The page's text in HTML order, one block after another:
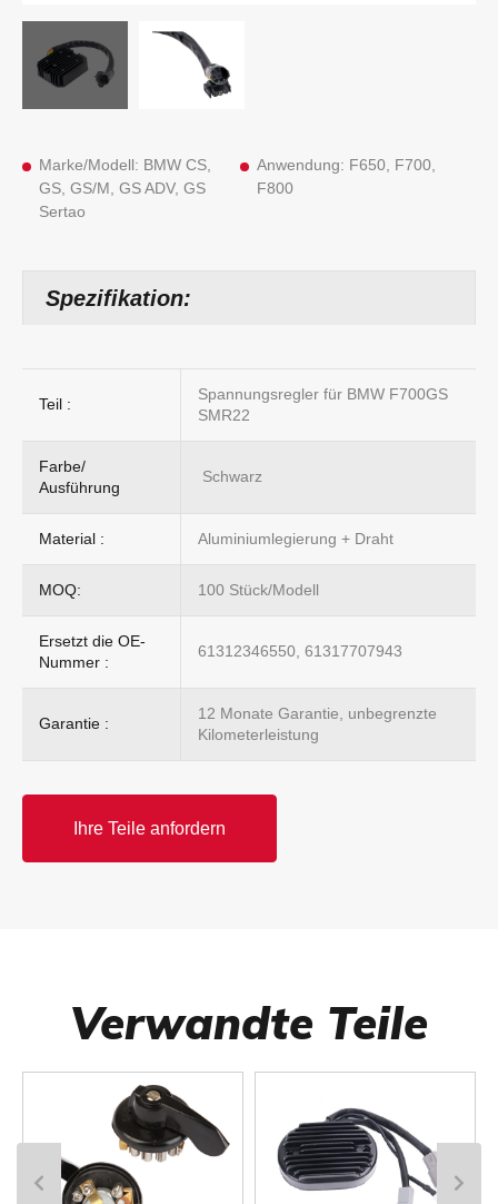
Marke/Modell: BMW CS,
GS, GS/M, GS ADV, GS
Sertao
Anwendung: F650, F700,
F800
Spezifikation:
Teil :
Spannungsregler für BMW F700GS
SMR22
Farbe/
Ausführung
Schwarz
Material : Aluminiumlegierung + Draht
MOQ: 100 Stück/Modell
Ersetzt die OE-
Nummer :
61312346550, 61317707943
Garantie :
12 Monate Garantie, unbegrenzte
Kilometerleistung
Ihre Teile anfordern
Verwandte Teile